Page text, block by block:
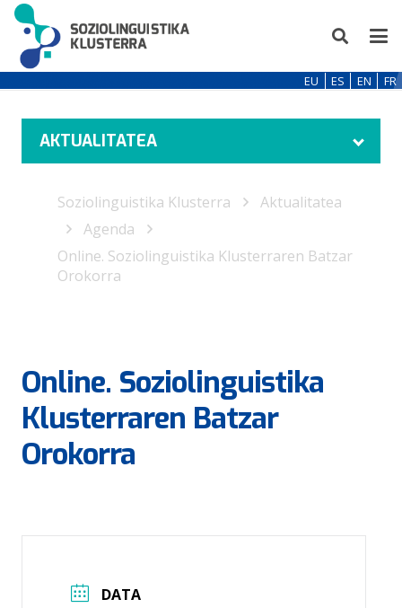
EU ES EN FR
AKTUALITATEA
Soziolinguistika Klusterra
Aktualitatea
Agenda
Online. Soziolinguistika Klusterraren Batzar
Orokorra
Online. Soziolinguistika
Klusterraren Batzar
Orokorra
DATA